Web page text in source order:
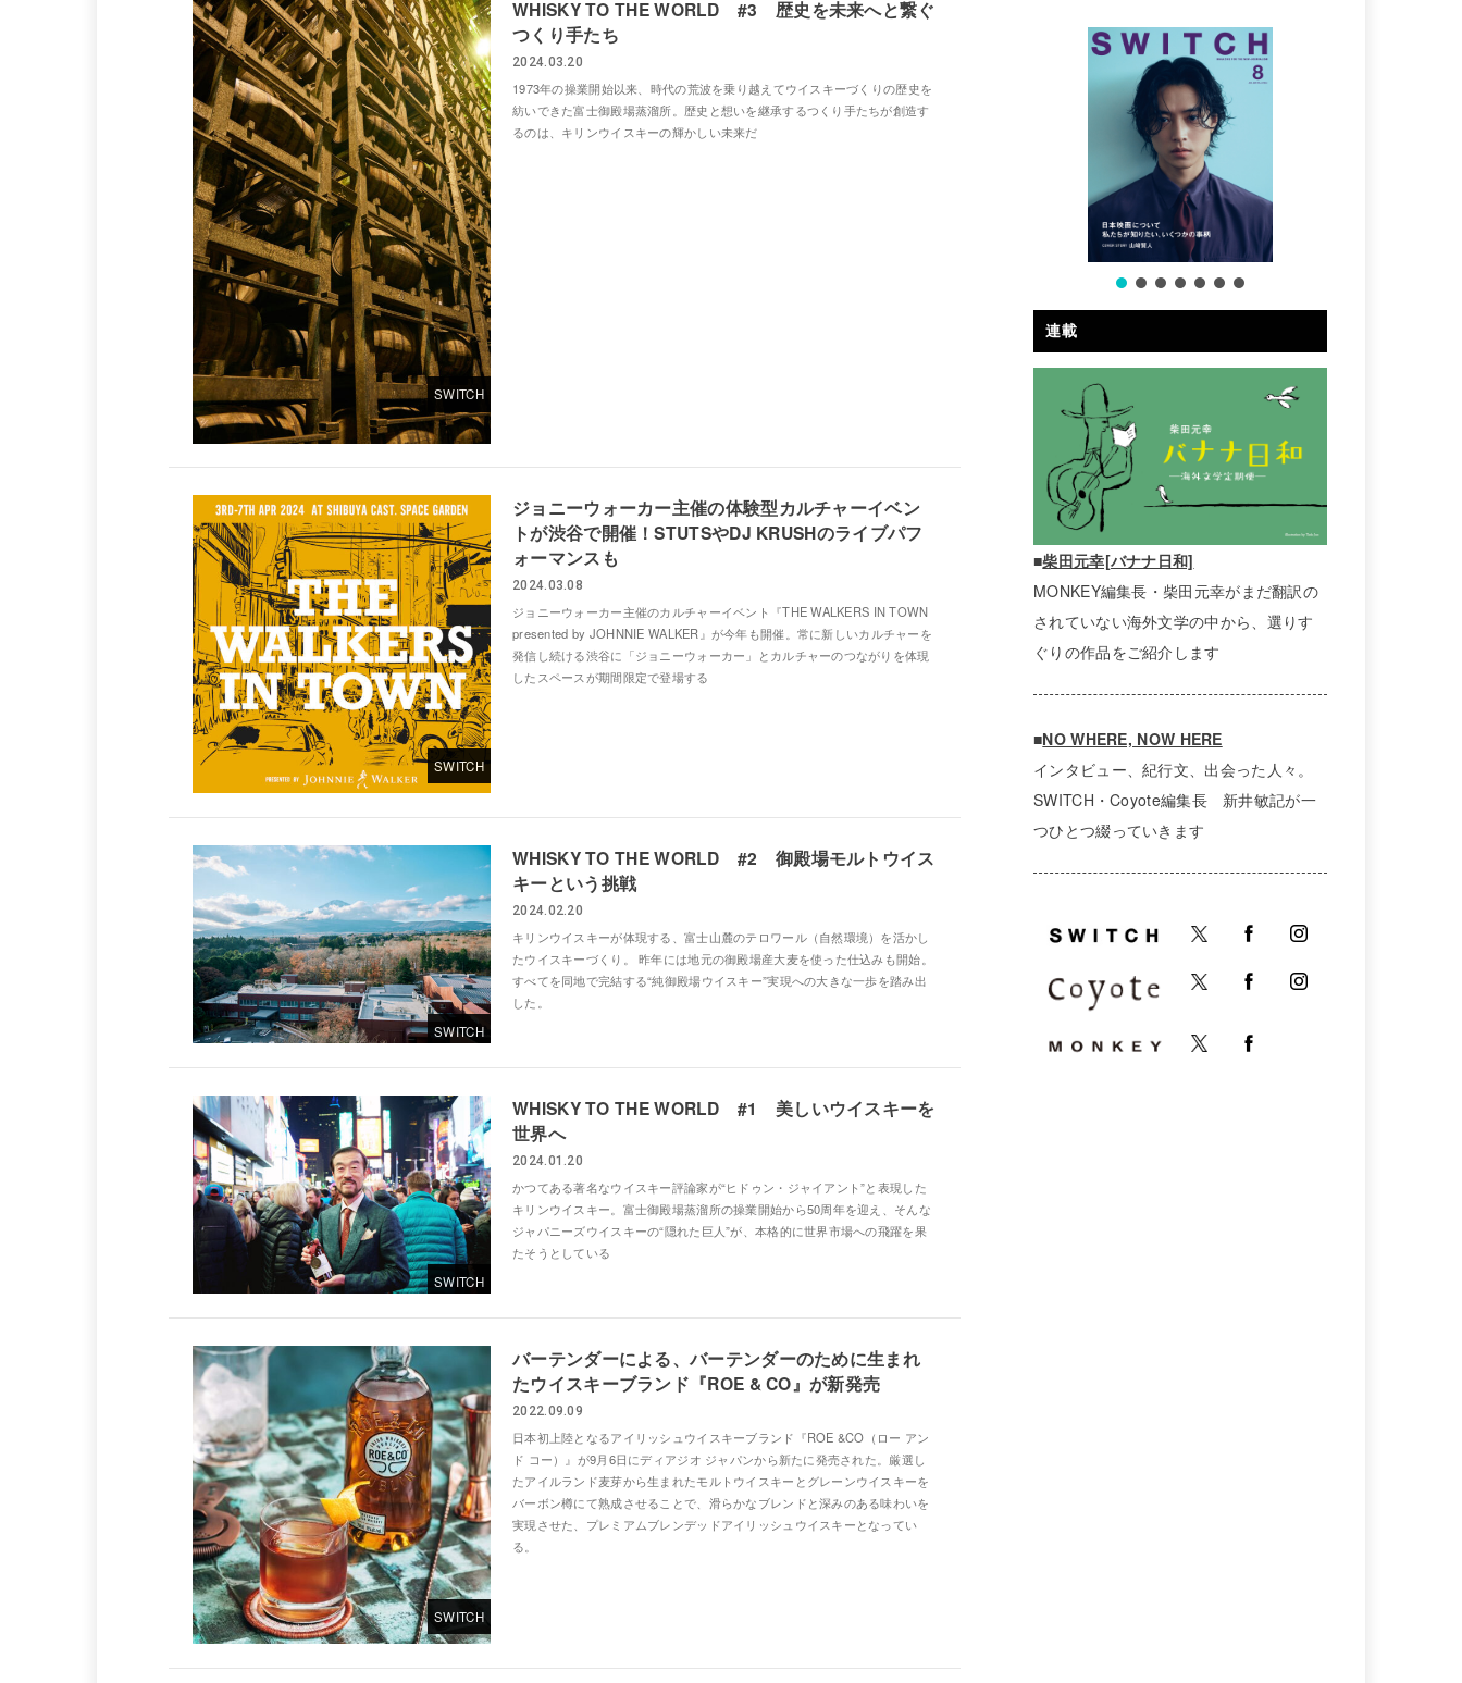
SWITCH
WHISKY TO THE WORLD #3 歴史を未来へと繋ぐ
つくり手たち
2024.03.20
1973年の操業開始以来、時代の荒波を乗り越えてウイスキーづくりの歴史を
紡いできた富士御殿場蒸溜所。歴史と想いを継承するつくり手たちが創造す
るのは、キリンウイスキーの輝かしい未来だ
SWITCH
ジョニーウォーカー主催の体験型カルチャーイベン
トが渋谷で開催！STUTSやDJ KRUSHのライブパフ
ォーマンスも
2024.03.08
ジョニーウォーカー主催のカルチャーイベント『THE WALKERS IN TOWN
presented by JOHNNIE WALKER』が今年も開催。常に新しいカルチャーを
発信し続ける渋谷に「ジョニーウォーカー」とカルチャーのつながりを体現
したスペースが期間限定で登場する
SWITCH
WHISKY TO THE WORLD #2 御殿場モルトウイス
キーという挑戦
2024.02.20
キリンウイスキーが体現する、富士山麓のテロワール（自然環境）を活かし
たウイスキーづくり。 昨年には地元の御殿場産大麦を使った仕込みも開始。
すべてを同地で完結する“純御殿場ウイスキー”実現への大きな一歩を踏み出
した。
SWITCH
WHISKY TO THE WORLD #1 美しいウイスキーを
世界へ
2024.01.20
かつてある著名なウイスキー評論家が“ヒドゥン・ジャイアント”と表現した
キリンウイスキー。富士御殿場蒸溜所の操業開始から50周年を迎え、そんな
ジャパニーズウイスキーの“隠れた巨人”が、本格的に世界市場への飛躍を果
たそうとしている
SWITCH
バーテンダーによる、バーテンダーのために生まれ
たウイスキーブランド『ROE & CO』が新発売
2022.09.09
日本初上陸となるアイリッシュウイスキーブランド『ROE &CO（ロー アン
ド コー）』が9月6日にディアジオ ジャパンから新たに発売された。厳選し
たアイルランド麦芽から生まれたモルトウイスキーとグレーンウイスキーを
バーボン樽にて熟成させることで、滑らかなブレンドと深みのある味わいを
実現させた、プレミアムブレンデッドアイリッシュウイスキーとなってい
る。
連載
■柴田元幸[バナナ日和]
MONKEY編集長・柴田元幸がまだ翻訳の
されていない海外文学の中から、選りす
ぐりの作品をご紹介します
■NO WHERE, NOW HERE
インタビュー、紀行文、出会った人々。
SWITCH・Coyote編集長 新井敏記が一
つひとつ綴っていきます